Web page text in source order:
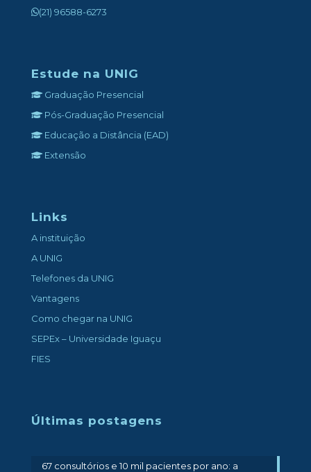
(21) 96588-6273
Estude na UNIG
Graduação Presencial
Pós-Graduação Presencial
Educação a Distância (EAD)
Extensão
Links
A instituição
A UNIG
Telefones da UNIG
Vantagens
Como chegar na UNIG
SEPEx – Universidade Iguaçu
FIES
Últimas postagens
67 consultórios e 10 mil pacientes por ano: a